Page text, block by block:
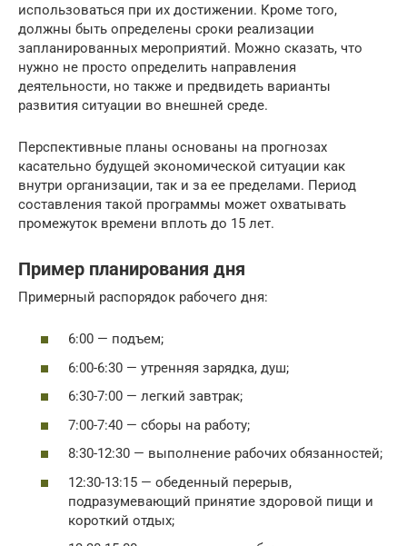
использоваться при их достижении. Кроме того,
должны быть определены сроки реализации
запланированных мероприятий. Можно сказать, что
нужно не просто определить направления
деятельности, но также и предвидеть варианты
развития ситуации во внешней среде.
Перспективные планы основаны на прогнозах
касательно будущей экономической ситуации как
внутри организации, так и за ее пределами. Период
составления такой программы может охватывать
промежуток времени вплоть до 15 лет.
Пример планирования дня
Примерный распорядок рабочего дня:
6:00 — подъем;
6:00-6:30 — утренняя зарядка, душ;
6:30-7:00 — легкий завтрак;
7:00-7:40 — сборы на работу;
8:30-12:30 — выполнение рабочих обязанностей;
12:30-13:15 — обеденный перерыв,
подразумевающий принятие здоровой пищи и
короткий отдых;